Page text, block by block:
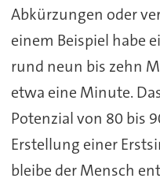
Abkürzungen oder
einem Beispiel habe
rund neun bis zehn
etwa eine Minute.
Potenzial von 80 bis
Erstellung einer
bleibe der Mensch